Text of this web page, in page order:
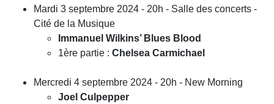
Mardi 3 septembre 2024 - 20h - Salle des concerts -
Cité de la Musique
Immanuel Wilkins’ Blues Blood
1ère partie : Chelsea Carmichael
Mercredi 4 septembre 2024 - 20h - New Morning
Joel Culpepper